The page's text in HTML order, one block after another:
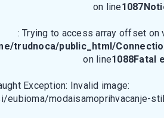
on line1087
: Trying to access array offset on
trudnoca/public_html/
on line1088Fatal
Exception: Invalid image:
eubioma/modaisamoprihvacanje-